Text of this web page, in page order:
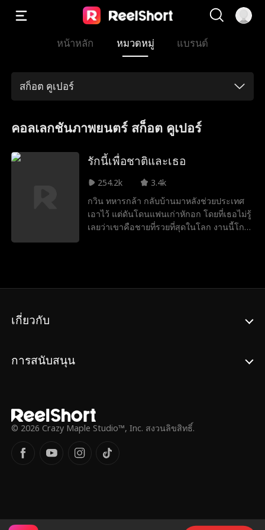
หน้าหลัก หมวดหมู่ แบรนด์
สก็อต คูเปอร์
คอลเลกชันภาพยนตร์ สก็อต คูเปอร์
รักนี้เพื่อชาติและเธอ
254.2k
3.4k
กวิน ทหารกล้า กลับบ้านมาหลังช่วยประเทศ
เอาไว้ แต่ดันโดนแฟนเก่าหักอก โดยที่เธอไม่รู้
เลยว่าเขาคือชายที่รวยที่สุดในโลก งานนี้โก
เกี่ยวกับ
การสนับสนุน
© 2026 Crazy Maple Studio™, Inc. สงวนลิขสิทธิ์.